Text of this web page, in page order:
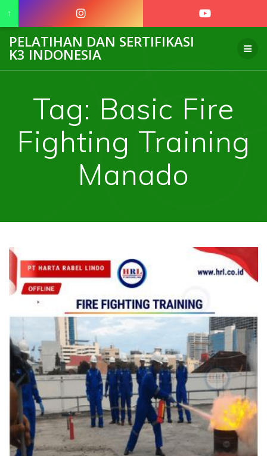
to
PELATIHAN DAN SERTIFIKASI
K3 INDONESIA
Tag: Basic Fire
Fighting Training
Manado
↑